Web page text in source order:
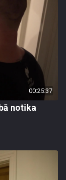
00:25:37
notika